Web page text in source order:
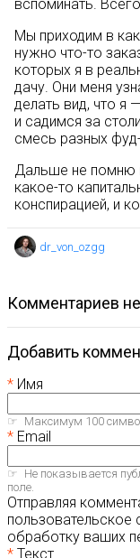
вспоминать.
Мы приходим в
нужно что-то
которых я в
дачу. Они меня
делать вид, что я
и садимся за
смесь разных
Дальше не помню
какое-то
конспирацией, и
dr_von_ozgg
комментариев
Добавить
Имя
Максимум 100
Email
Не показывается
поле.
Отправляя
пользовательское
обработку ваших
Текст